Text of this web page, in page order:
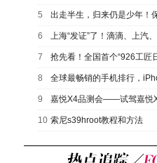
5 出走半生，归来仍是少年！
6 上海“发证”了！滴滴、上汽
7 抢先看！全国首个“926工匠
8 全球最畅销的手机排行，
9 嘉悦X4品测会——试驾嘉悦
10 索尼s39hroot教程和方法